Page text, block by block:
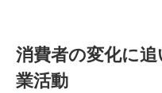
消費者の変化に
業活動